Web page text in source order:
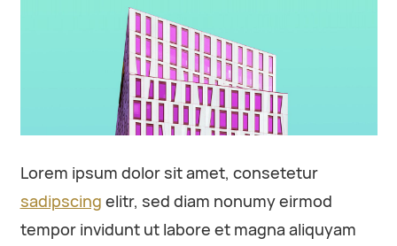
Lorem ipsum dolor sit amet, consetetur
sadipscing elitr, sed diam nonumy eirmod
tempor invidunt ut labore et magna aliquyam